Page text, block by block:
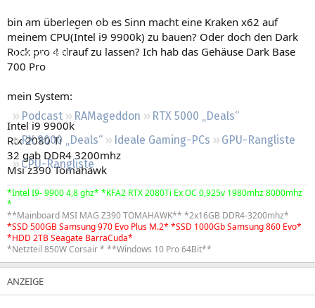
Neueste Aktivitäten
Leserartikel
Podcast RAMageddon
RTX 5000 „Deals“
RX 9000 „Deals“
Ideale Gaming-PCs
GPU-Rangliste
CPU-Rangliste
bin am überlegen ob es Sinn macht eine Kraken x62 auf
meinem CPU(Intel i9 9900k) zu bauen? Oder doch den Dark
Rock pro 4 drauf zu lassen? Ich hab das Gehäuse Dark Base
700 Pro
mein System:
Intel i9 9900k
Rtx 2080 Ti
32 gab DDR4 3200mhz
Msi z390 Tomahawk
*Intel I9- 9900 4,8 ghz* *KFA2 RTX 2080Ti Ex OC 0,925v 1980mhz 8000mhz
*
**Mainboard MSI MAG Z390 TOMAHAWK** *2x16GB DDR4-3200mhz*
*SSD 500GB Samsung 970 Evo Plus M.2* *SSD 1000Gb Samsung 860 Evo*
*HDD 2TB Seagate BarraCuda*
*Netzteil 850W Corsair * **Windows 10 Pro 64Bit**